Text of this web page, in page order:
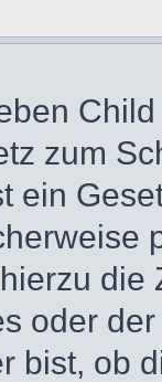
zum
ein
die
oder
bist, ob